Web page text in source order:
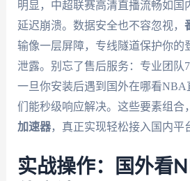
明显，中超联赛高清直播流畅如国
延迟崩溃。数据安全也不容忽视，
输像一层屏障，专线隧道保护你的
泄露。别忘了售后服务：专业团队
一旦你安装后遇到国外在哪看NBA
们能秒级响应解决。这些要素组合
加速器，真正实现轻松接入国内平
实战操作：国外看